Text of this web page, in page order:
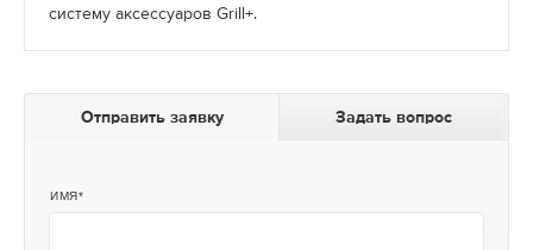
систему аксессуаров Grill+.
Отправить заявку Задать вопрос
ИМЯ